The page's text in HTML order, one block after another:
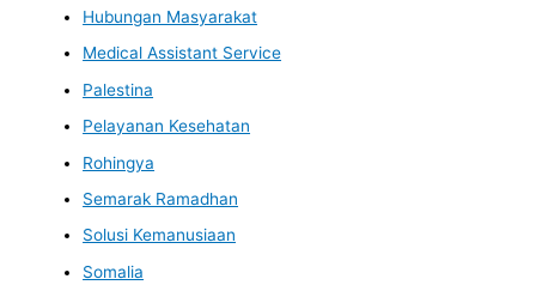
Hubungan Masyarakat
Medical Assistant Service
Palestina
Pelayanan Kesehatan
Rohingya
Semarak Ramadhan
Solusi Kemanusiaan
Somalia